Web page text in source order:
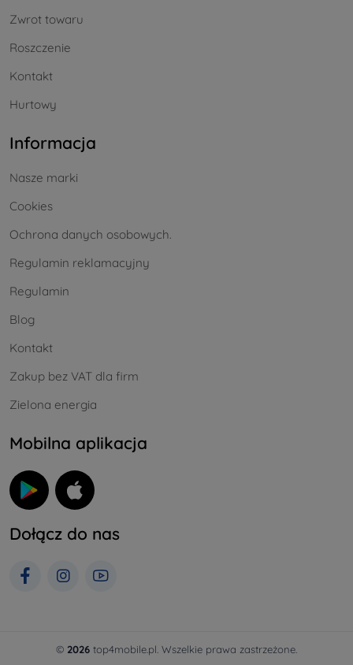
Zwrot towaru
Roszczenie
Kontakt
Hurtowy
Informacja
Nasze marki
Cookies
Ochrona danych osobowych.
Regulamin reklamacyjny
Regulamin
Blog
Kontakt
Zakup bez VAT dla firm
Zielona energia
Mobilna aplikacja
Dołącz do nas
© 2026 top4mobile.pl. Wszelkie prawa zastrzeżone.